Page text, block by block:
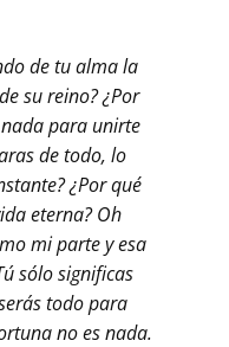
de tu alma la
su reino? ¿Por
para unirte
de todo, lo
¿Por qué
eterna? Oh
mi parte y esa
sólo significas
todo para
no es nada.